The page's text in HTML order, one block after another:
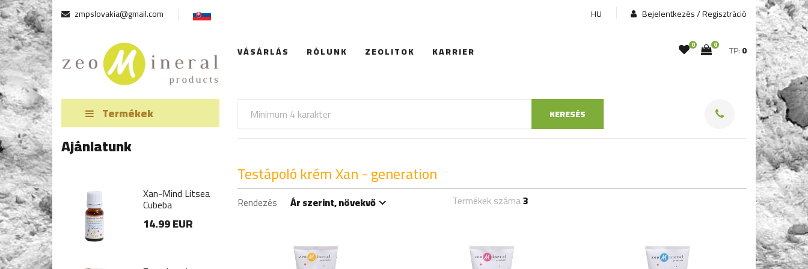
zmpslovakia@gmail.com HU Bejelentkezés / Regisztráció
VÁSÁRLÁS RÓLUNK ZEOLITOK KARRIER 0 0 TP:0
Termékek KERESÉS
Ajánlatunk
Mind Litsea
EUR
Xan-Mind Litsea
Cubeba
14.99 EUR
Xan-Mind Litsea
Cubeba
Xan-Mind Litsea
Cubeba
Testápoló krém Xan - generation
Rendezés Ár szerint, növekvő Termékek száma3